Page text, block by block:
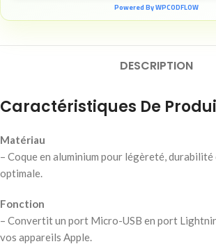
Powered By WPCODFLOW
DESCRIPTION
Caractéristiques De
Matériau
– Coque en aluminium pour légèreté,
optimale.
Fonction
– Convertit un port Micro-USB en port
vos appareils Apple.